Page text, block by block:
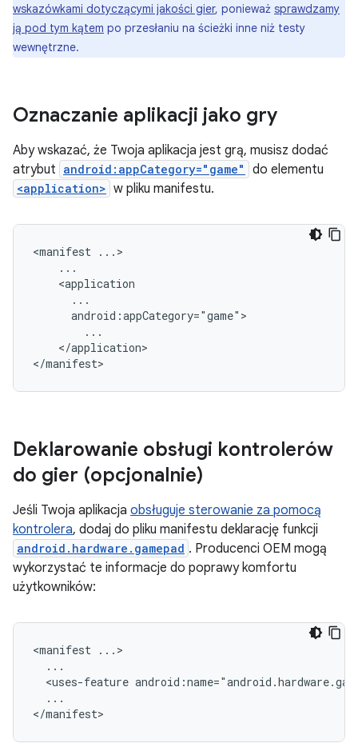
wskazówkami dotyczącymi jakości gier, ponieważ sprawdzamy
ją pod tym kątem po przesłaniu na ścieżki inne niż testy
wewnętrzne.
Oznaczanie aplikacji jako gry
Aby wskazać, że Twoja aplikacja jest grą, musisz dodać
atrybut android:appCategory="game" do elementu
<application> w pliku manifestu.
<manifest
</application>
Deklarowanie obsługi kontrolerów
do gier (opcjonalnie)
Jeśli Twoja aplikacja obsługuje sterowanie za pomocą
kontrolera, dodaj do pliku manifestu deklarację funkcji
android.hardware.gamepad . Producenci OEM mogą
wykorzystać te informacje do poprawy komfortu
użytkowników:
<manifest
<uses-feature
...